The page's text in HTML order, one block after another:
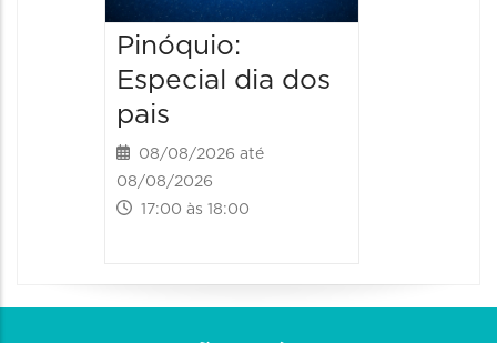
Pinóquio:
Especial dia dos
pais
08/08/2026 até
08/08/2026
17:00 às 18:00